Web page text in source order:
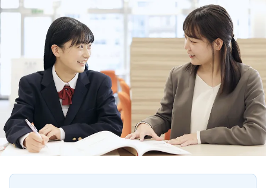
トライでは一人一人の理解度に合わせてカリキ
ュラムを作成し、基礎から応用まで徹底サポートしておりま
す。部活との両立をしやすくご希望の曜日や時間で受講可
能です。
英語（教科書：開隆堂・啓林館）
高川学園中は基礎的な単語・文法は学校で扱ったものが
ほとんどですが、一部英作文等が出題されることがありま
す。外部受験を検討する場合は定期テストでしっかり点数
を取っておく必要があります。トライではテスト対策及び受
験対策の両方対応可能となっています。
人気のコース
・私立中学文武両道コース
・高校先取りコース
・不登校サポートコース